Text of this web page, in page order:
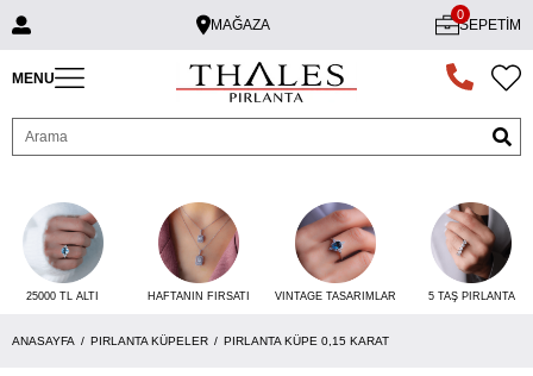
MAĞAZA SEPETIM
0
MENU
25000 TL ALTI HAFTANIN FIRSATI VINTAGE TASARIMLAR 5 TAŞ PIRLANTA
ANASAYFA PIRLANTA KÜPELER PIRLANTA KÜPE 0,15 KARAT